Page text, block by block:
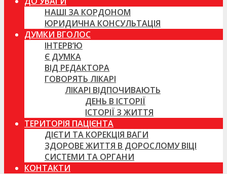
НАШІ ЗА КОРДОНОМ
ЮРИДИЧНА КОНСУЛЬТАЦІЯ
ДУМКИ ВГОЛОС
ІНТЕРВ’Ю
Є ДУМКА
ВІД РЕДАКТОРА
ГОВОРЯТЬ ЛІКАРІ
ЛІКАРІ ВІДПОЧИВАЮТЬ
ДЕНЬ В ІСТОРІЇ
ІСТОРІЇ З ЖИТТЯ
ТЕРИТОРІЯ ПАЦІЄНТА
ДІЄТИ ТА КОРЕКЦІЯ ВАГИ
ЗДОРОВЕ ЖИТТЯ В ДОРОСЛОМУ ВІЦІ
СИСТЕМИ ТА ОРГАНИ
КОНТАКТИ